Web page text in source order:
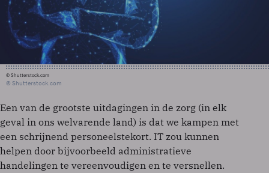
© Shutterstock.com
© Shutterstock.com
Een van de grootste uitdagingen in de zorg (in elk
geval in ons welvarende land) is dat we kampen met
een schrijnend personeelstekort. IT zou kunnen
helpen door bijvoorbeeld administratieve
handelingen te vereenvoudigen en te versnellen.